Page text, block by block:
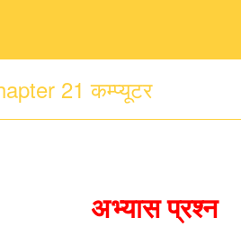
21 कम्प्यूटर
अभ्यास प्रश्न